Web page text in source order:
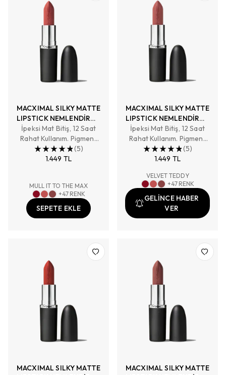
MACXIMAL SILKY MATTE
LIPSTICK NEMLENDİRME
ETKİLİ YOĞUN RENK
SAĞLAYAN RUJ
İpeksi Mat Bitiş, 12 Saat
Rahat Kullanım. Pigment
Zengini, Tam Kapatıcılık
Sağlayan Renk
(5)
1.449 TL
MULL IT TO THE MAX
+47 RENK
SEPETE EKLE
MACXIMAL SILKY MATTE
LIPSTICK NEMLENDİRME
ETKİLİ YOĞUN RENK
SAĞLAYAN RUJ
İpeksi Mat Bitiş, 12 Saat
Rahat Kullanım. Pigment
Zengini, Tam Kapatıcılık
Sağlayan Renk
(5)
1.449 TL
VELVET TEDDY
+47 RENK
GELİNCE HABER
VER
MACXIMAL SILKY MATTE
MACXIMAL SILKY MATTE